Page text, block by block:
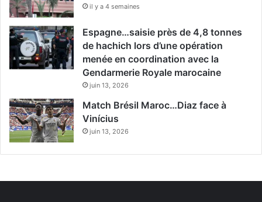
il y a 4 semaines
Espagne…saisie près de 4,8 tonnes
de hachich lors d’une opération
menée en coordination avec la
Gendarmerie Royale marocaine
juin 13, 2026
Match Brésil Maroc…Diaz face à
Vinícius
juin 13, 2026